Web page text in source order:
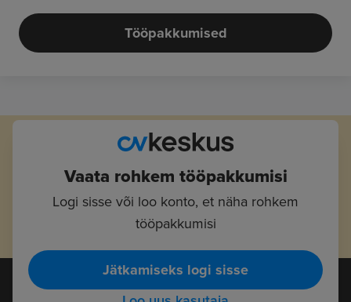
Tööpakkumised
Vaata rohkem tööpakkumisi
Logi sisse või loo konto, et näha rohkem
tööpakkumisi
Jätkamiseks logi sisse